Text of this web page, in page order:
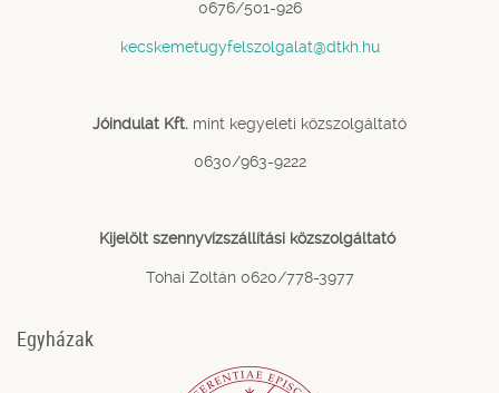
0676/501-926
kecskemetugyfelszolgalat@dtkh.hu
Jóindulat Kft. mint kegyeleti közszolgáltató
0630/963-9222
Kijelölt szennyvízszállítási közszolgáltató
Tohai Zoltán 0620/778-3977
Egyházak